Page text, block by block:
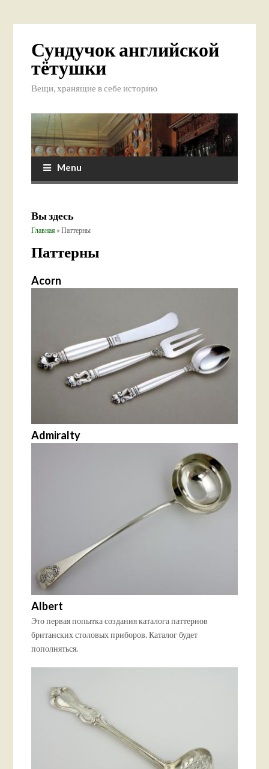
Сундучок английской
тётушки
Вещи, хранящие в себе историю
Menu
Вы здесь
Главная » Паттерны
Паттерны
Acorn
Admiralty
Albert
Это первая попытка создания каталога паттернов
британских столовых приборов. Каталог будет
пополняться.